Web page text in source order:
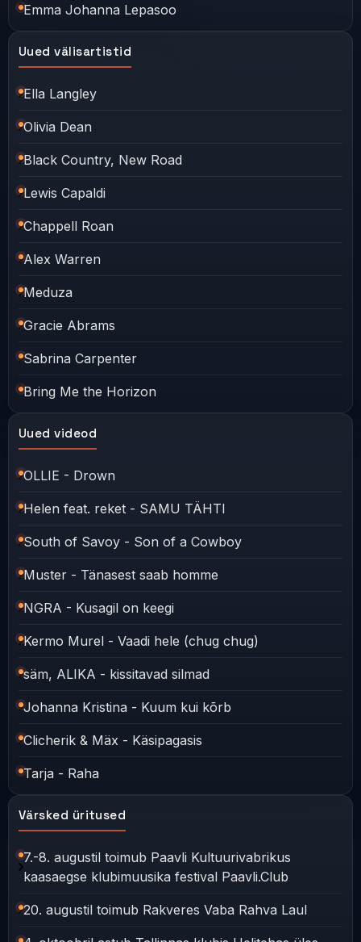
Emma Johanna Lepasoo
Uued välisartistid
Ella Langley
Olivia Dean
Black Country, New Road
Lewis Capaldi
Chappell Roan
Alex Warren
Meduza
Gracie Abrams
Sabrina Carpenter
Bring Me the Horizon
Uued videod
OLLIE - Drown
Helen feat. reket - SAMU TÄHTI
South of Savoy - Son of a Cowboy
Muster - Tänasest saab homme
NGRA - Kusagil on keegi
Kermo Murel - Vaadi hele (chug chug)
säm, ALIKA - kissitavad silmad
Johanna Kristina - Kuum kui kõrb
Clicherik & Mäx - Käsipagasis
Tarja - Raha
Värsked üritused
7.-8. augustil toimub Paavli Kultuurivabrikus
kaasaegse klubimuusika festival Paavli.Club
20. augustil toimub Rakveres Vaba Rahva Laul